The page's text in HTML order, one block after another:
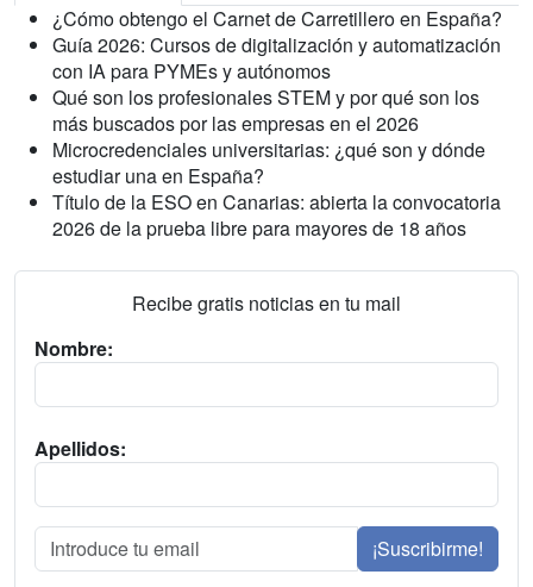
¿Cómo obtengo el Carnet de Carretillero en España?
Guía 2026: Cursos de digitalización y automatización
con IA para PYMEs y autónomos
Qué son los profesionales STEM y por qué son los
más buscados por las empresas en el 2026
Microcredenciales universitarias: ¿qué son y dónde
estudiar una en España?
Título de la ESO en Canarias: abierta la convocatoria
2026 de la prueba libre para mayores de 18 años
Recibe gratis noticias en tu mail
Nombre:
Apellidos:
¡Suscribirme!